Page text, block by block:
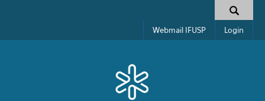
Formulário de busca
Webmail IFUSP Login